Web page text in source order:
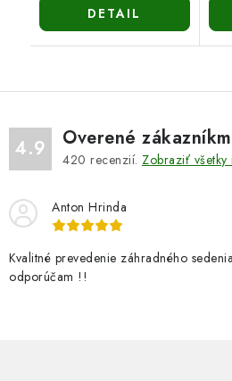
DETAIL
4.9 Overené
420 recenzií. Zobraziť všetky
Anton Hrinda
Kvalitné prevedenie záhradného
odporúčam !!